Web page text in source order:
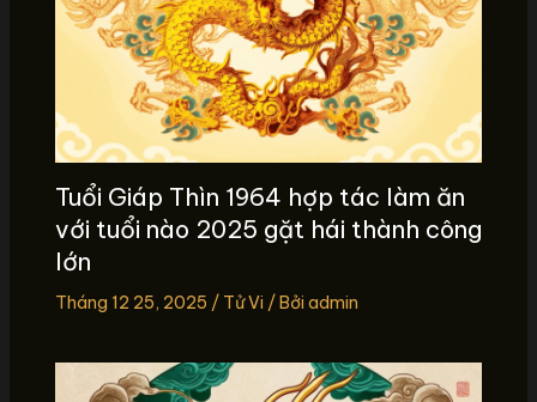
Tuổi Giáp Thìn 1964 hợp tác làm ăn
với tuổi nào 2025 gặt hái thành công
lớn
Tháng 12 25, 2025 / Tử Vi / Bởi admin